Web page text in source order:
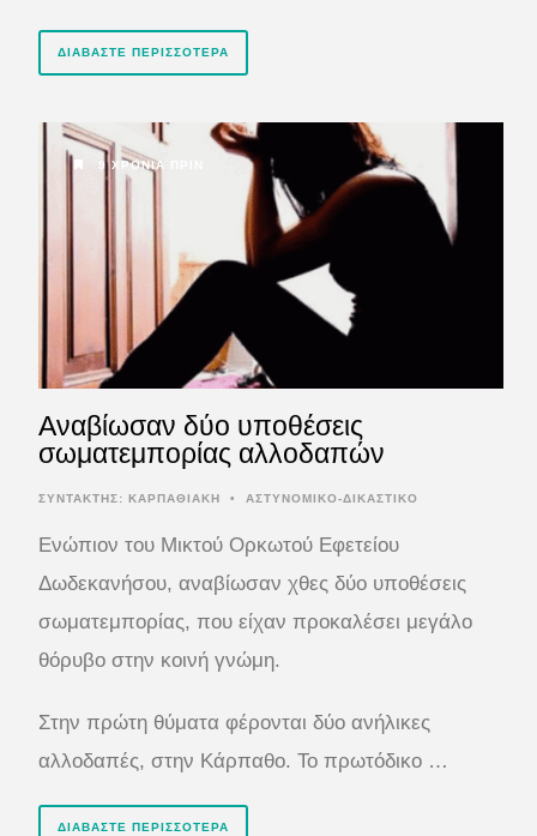
ΔΙΑΒΆΣΤΕ ΠΕΡΙΣΣΌΤΕΡΑ
9 ΧΡΌΝΙΑ ΠΡΙΝ
Αναβίωσαν δύο υποθέσεις
σωματεμπορίας αλλοδαπών
ΣΥΝΤΆΚΤΗΣ: ΚΑΡΠΑΘΙΑΚΗ • ΑΣΤΥΝΟΜΙΚΟ-ΔΙΚΑΣΤΙΚΟ
Ενώπιον του Μικτού Ορκωτού Εφετείου
Δωδεκανήσου, αναβίωσαν χθες δύο υποθέσεις
σωματεμπορίας, που είχαν προκαλέσει μεγάλο
θόρυβο στην κοινή γνώμη.
Στην πρώτη θύματα φέρονται δύο ανήλικες
αλλοδαπές, στην Κάρπαθο. Το πρωτόδικο …
ΔΙΑΒΆΣΤΕ ΠΕΡΙΣΣΌΤΕΡΑ